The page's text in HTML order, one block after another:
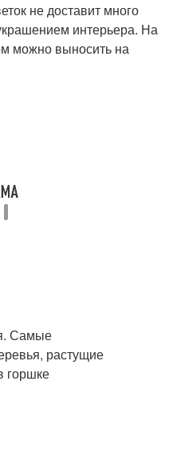
не доставит много
интерьера. На
можно выносить на